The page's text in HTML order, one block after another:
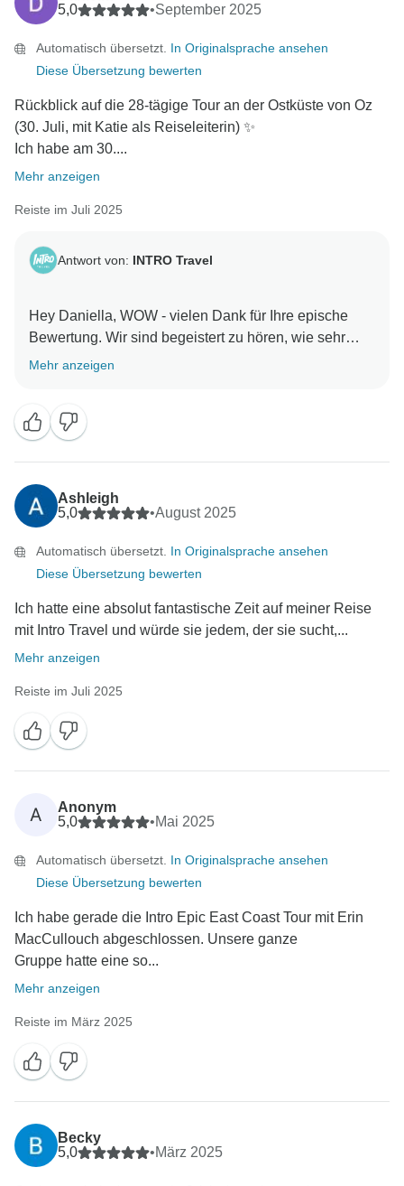
Mit freundlichen Grüßen,
5,0
•September 2025
Automatisch übersetzt. In Originalsprache ansehen
Diese Übersetzung bewerten
Rückblick auf die 28-tägige Tour an der Ostküste von Oz
(30. Juli, mit Katie als Reiseleiterin) ✨
Ich habe am 30....
Mehr anzeigen
Reiste im Juli 2025
Antwort von: INTRO Travel
Hey Daniella, WOW - vielen Dank für Ihre epische
Bewertung. Wir sind begeistert zu hören, wie sehr
Ihnen das 28-tägige Abenteuer an der australischen
Wir lieben es zu hören, wie sie die Gruppe während
der gesamten Reise informiert, einbezogen und voller
guter Laune gehalten hat. Nochmals vielen Dank,
dass Sie uns empfohlen haben - wir werden all dies
an Katie weiterleiten, sie wird sich riesig freuen!
Mit freundlichen Grüßen,
Mehr anzeigen
Ashleigh
5,0
•August 2025
Automatisch übersetzt. In Originalsprache ansehen
Diese Übersetzung bewerten
Ich hatte eine absolut fantastische Zeit auf meiner Reise
mit Intro Travel und würde sie jedem, der sie sucht,...
Mehr anzeigen
Reiste im Juli 2025
A
Anonym
5,0
•Mai 2025
Automatisch übersetzt. In Originalsprache ansehen
Diese Übersetzung bewerten
Ich habe gerade die Intro Epic East Coast Tour mit Erin
MacCullouch abgeschlossen. Unsere ganze
Gruppe hatte eine so...
Mehr anzeigen
Reiste im März 2025
Becky
5,0
•März 2025